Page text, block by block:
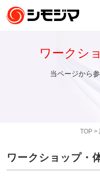
TOP>
ワークシ
当ページから
ワークショップ・